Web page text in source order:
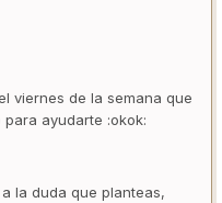
viernes de la semana que
ayudarte :okok:
la duda que planteas,